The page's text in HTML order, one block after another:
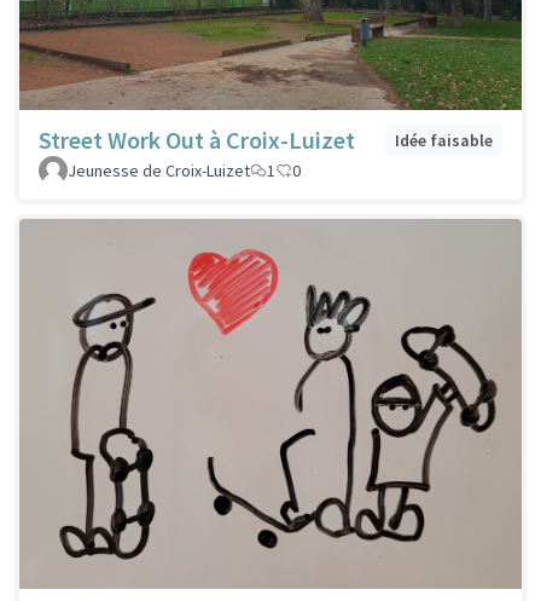
Street Work Out à Croix-Luizet
Idée faisable
Jeunesse de Croix-Luizet
1 0